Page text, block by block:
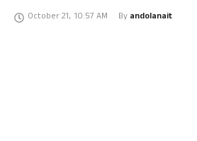
October 21, 10:57 AM By andolanait